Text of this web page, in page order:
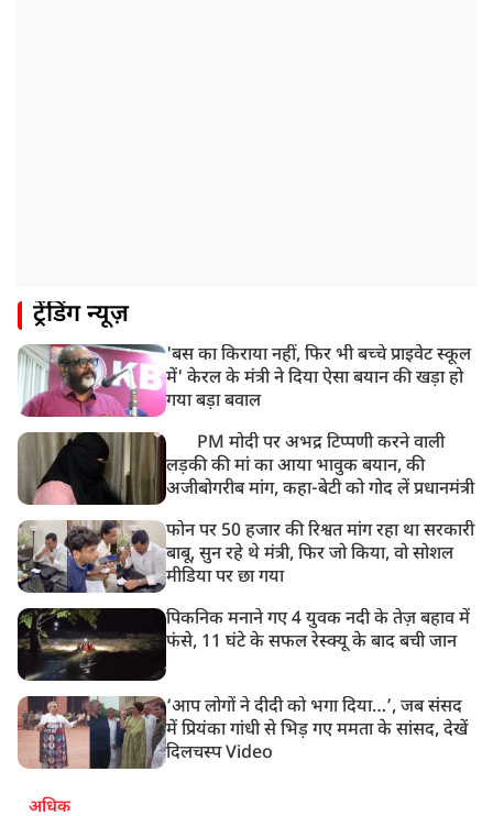
ट्रेंडिंग न्यूज़
'बस का किराया नहीं, फिर भी बच्चे प्राइवेट स्कूल
में' केरल के मंत्री ने दिया ऐसा बयान की खड़ा हो
गया बड़ा बवाल
PM मोदी पर अभद्र टिप्पणी करने वाली
लड़की की मां का आया भावुक बयान, की
अजीबोगरीब मांग, कहा-बेटी को गोद लें प्रधानमंत्री
फोन पर 50 हजार की रिश्वत मांग रहा था सरकारी
बाबू, सुन रहे थे मंत्री, फिर जो किया, वो सोशल
मीडिया पर छा गया
पिकनिक मनाने गए 4 युवक नदी के तेज़ बहाव में
फंसे, 11 घंटे के सफल रेस्क्यू के बाद बची जान
‘आप लोगों ने दीदी को भगा दिया…’, जब संसद
में प्रियंका गांधी से भिड़ गए ममता के सांसद, देखें
दिलचस्प Video
अधिक